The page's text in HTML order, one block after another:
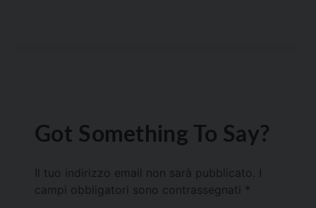
Got Something To Say?
Il tuo indirizzo email non sarà pubblicato.
campi obbligatori sono contrassegnati *